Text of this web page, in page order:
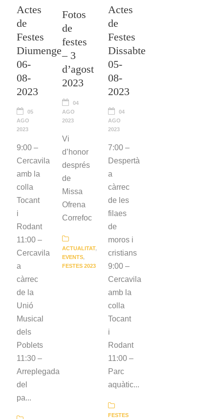
Actes
de
Festes
Diumenge
06-
08-
2023
05
AGO
2023
9:00 –
Cercavila
amb la
colla
Tocant
i
Rodant
11:00 –
Cercavila
a
càrrec
de la
Unió
Musical
dels
Poblets
11:30 –
Arreplegada
del
pa...
Fotos
de
festes
– 3
d’agost
2023
04
AGO
2023
Vi
d’honor
després
de
Missa
Ofrena
Correfoc
ACTUALITAT,
EVENTS,
FESTES 2023
Actes
de
Festes
Dissabte
05-
08-
2023
04
AGO
2023
7:00 –
Despertà
a
càrrec
de les
filaes
de
moros i
cristians
9:00 –
Cercavila
amb la
colla
Tocant
i
Rodant
11:00 –
Parc
aquàtic...
FESTES